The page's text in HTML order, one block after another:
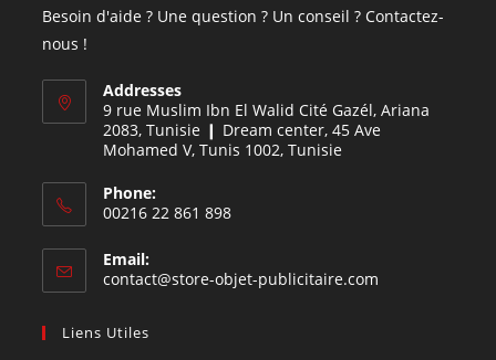
Besoin d'aide ? Une question ? Un conseil ? Contactez-
nous !
Addresses
9 rue Muslim Ibn El Walid Cité Gazél, Ariana
2083, Tunisie ❙ Dream center, 45 Ave
Mohamed V, Tunis 1002, Tunisie
Phone:
00216 22 861 898
Email:
contact@store-objet-publicitaire.com
Liens Utiles